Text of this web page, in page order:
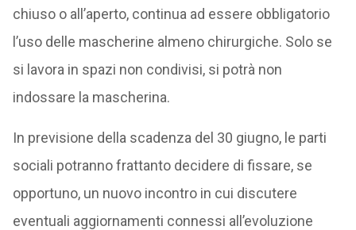
chiuso o all’aperto, continua ad essere obbligatorio
l’uso delle mascherine almeno chirurgiche. Solo se
si lavora in spazi non condivisi, si potrà non
indossare la mascherina.
In previsione della scadenza del 30 giugno, le parti
sociali potranno frattanto decidere di fissare, se
opportuno, un nuovo incontro in cui discutere
eventuali aggiornamenti connessi all’evoluzione